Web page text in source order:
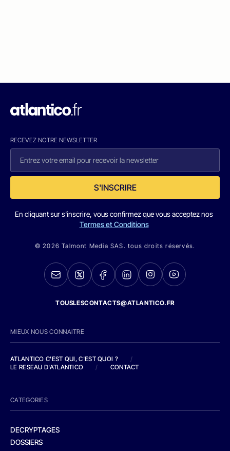
RECEVEZ NOTRE NEWSLETTER
S'INSCRIRE
En cliquant sur s'inscrire, vous confirmez que vous acceptez nos
Termes et Conditions
© 2026 Talmont Media SAS. tous droits réservés.
TOUSLESCONTACTS@ATLANTICO.FR
MIEUX NOUS CONNAITRE
ATLANTICO C'EST QUI, C'EST QUOI ?
/
LE RESEAU D'ATLANTICO
/ CONTACT
CATEGORIES
DECRYPTAGES
DOSSIERS